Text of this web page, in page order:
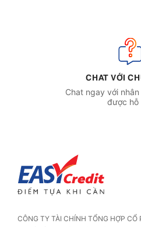
CHAT VỚI
Chat ngay với
được hỗ
CÔNG TY TÀI CHÍNH TỔNG HỢP CỔ